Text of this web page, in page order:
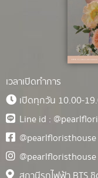
เวลาเปิดทำการ
เปิดทุกวัน 10.00-
Line id :
@pearlfloristhouse
@pearlfloristhouse